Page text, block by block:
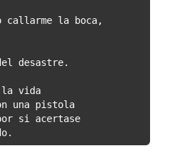
callarme la boca,
desastre.
la vida
una pistola
si acertase